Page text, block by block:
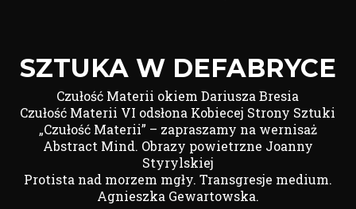
SZTUKA W DEFABRYCE
Czułość Materii okiem Dariusza Bresia
Czułość Materii VI odsłona Kobiecej Strony Sztuki
„Czułość Materii” – zapraszamy na wernisaż
Abstract Mind. Obrazy powietrzne Joanny
Styrylskiej
Protista nad morzem mgły. Transgresje medium.
Agnieszka Gewartowska.